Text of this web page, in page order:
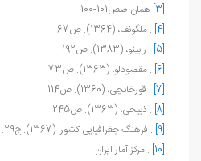
[3]
همان صص101-100
[4] . ملگونف، (1364). ص67
[5] . رابینو، (1383). ص192
[6] . مقصودلو، (1363). ص73
[7] . قورخانچی، (1360). ص114
[8] . ذبیحی، (1363). ص245
[9] . فرهنگ جغرافیایی کشور. (1367). ج29. ص177
[10] . مرکز آمار ایران